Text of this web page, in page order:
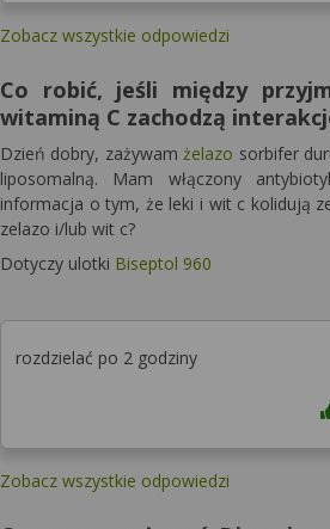
Zobacz wszystkie odpowiedzi
Co robić, jeśli między
witaminą C zachodzą
Dzień dobry, zażywamżelazo sorbifer
liposomalną. Mam włączony
informacja o tym, że leki i wit c kolidują
zelazo i/lub wit c?
Dotyczy ulotki Biseptol 960
rozdzielać po 2 godziny
Zobacz wszystkie odpowiedzi